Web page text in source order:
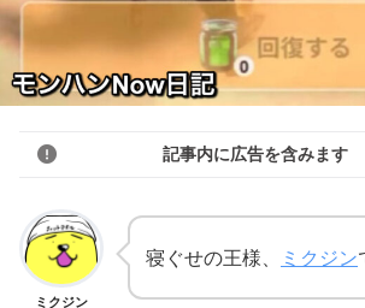
記事内に広告を含みます
ミクジン
寝ぐせの王様、 ミクジン